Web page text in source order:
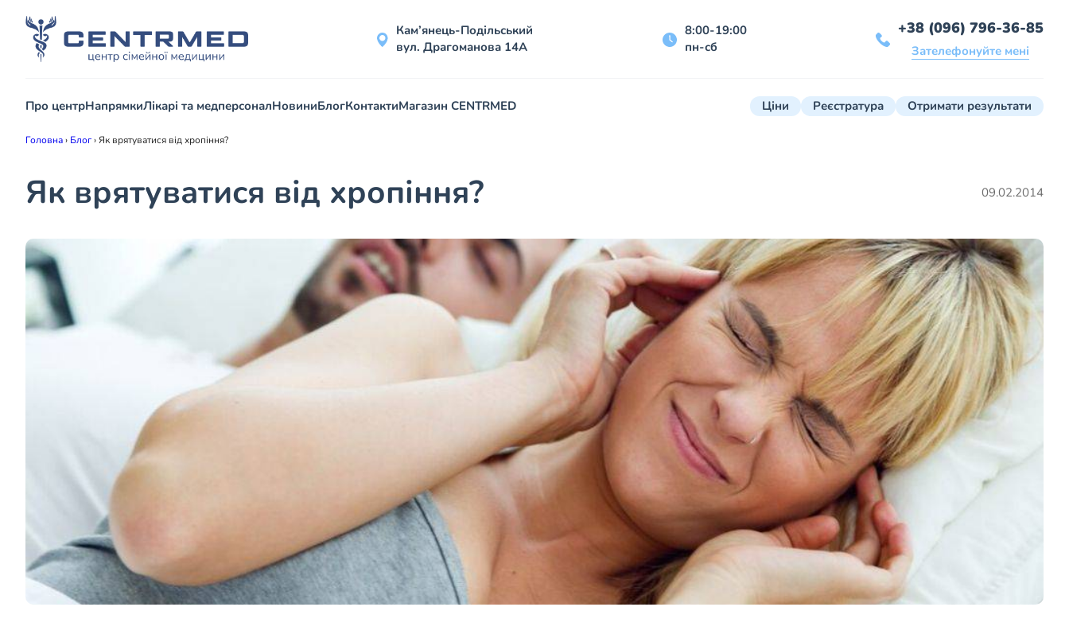
Кам’янець-Подільський
вул. Драгоманова 14А
8:00-19:00
пн-сб
+38 (096) 796-36-85
Зателефонуйте мені
Про центрНапрямкиЛікарі та медперсоналНовиниБлогКонтактиМагазин CENTRMED Ціни Реєстратура Отримати результати
Головна› Блог›Як врятуватися від хропіння?
Як врятуватися від хропіння? 09.02.2014